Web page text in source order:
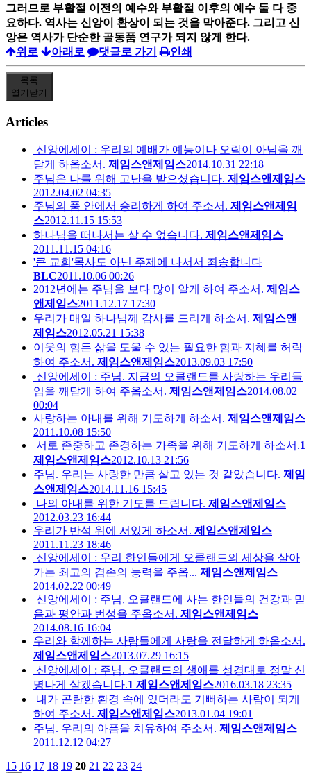
그러므로 부활절 이전의 예수와 부활절 이후의 예수 둘 다 중
요하다. 역사는 신앙이 환상이 되는 것을 막아준다. 그리고 신
앙은 역사가 단순한 골동품 연구가 되지 않게 한다.
위로
아래로 댓글로 가기 인쇄
목록
열기 닫기
Articles
신앙에세이 : 우리의 예배가 예능이나 오락이 아님을 깨
닫게 하옵소서. 제임스앤제임스2014.10.31 22:18
주님은 나를 위해 고난을 받으셨습니다. 제임스앤제임스
2012.04.02 04:35
주님의 품 안에서 승리하게 하여 주소서. 제임스앤제임
스2012.11.15 15:53
하나님을 떠나서는 살 수 없습니다. 제임스앤제임스
2011.11.15 04:16
'큰 교회'목사도 아닌 주제에 나서서 죄송합니다
BLC2011.10.06 00:26
2012년에는 주님을 보다 많이 알게 하여 주소서. 제임스
앤제임스2011.12.17 17:30
우리가 매일 하나님께 감사를 드리게 하소서. 제임스앤
제임스2012.05.21 15:38
이웃의 힘든 삶을 도울 수 있는 필요한 힘과 지혜를 허락
하여 주소서. 제임스앤제임스2013.09.03 17:50
신앙에세이 : 주님. 지금의 오클랜드를 사랑하는 우리들
임을 깨닫게 하여 주옵소서. 제임스앤제임스2014.08.02
00:04
사랑하는 아내를 위해 기도하게 하소서. 제임스앤제임스
2011.10.08 15:50
서로 존중하고 존경하는 가족을 위해 기도하게 하소서.1
제임스앤제임스2012.10.13 21:56
주님. 우리는 사랑한 만큼 살고 있는 것 같았습니다. 제임
스앤제임스2014.11.16 15:45
나의 아내를 위한 기도를 드립니다. 제임스앤제임스
2012.03.23 16:44
우리가 반석 위에 서있게 하소서. 제임스앤제임스
2011.11.23 18:46
신앙에세이 : 우리 한인들에게 오클랜드의 세상을 살아
가는 최고의 겸손의 능력을 주옵... 제임스앤제임스
2014.02.22 00:49
신앙에세이 : 주님, 오클랜드에 사는 한인들의 건강과 믿
음과 평안과 번성을 주옵소서. 제임스앤제임스
2014.08.16 16:04
우리와 함께하는 사람들에게 사랑을 전달하게 하옵소서.
제임스앤제임스2013.07.29 16:15
신앙에세이 : 주님. 오클랜드의 생애를 성경대로 정말 신
명나게 살겠습니다.1 제임스앤제임스2016.03.18 23:35
내가 곤란한 환경 속에 있더라도 기뻐하는 사람이 되게
하여 주소서. 제임스앤제임스2013.01.04 19:01
주님. 우리의 아픔을 치유하여 주소서. 제임스앤제임스
2011.12.12 04:27
15 16 17 18 19 20 21 22 23 24